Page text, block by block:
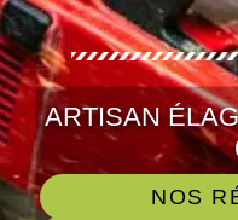
ARTISAN
NOS